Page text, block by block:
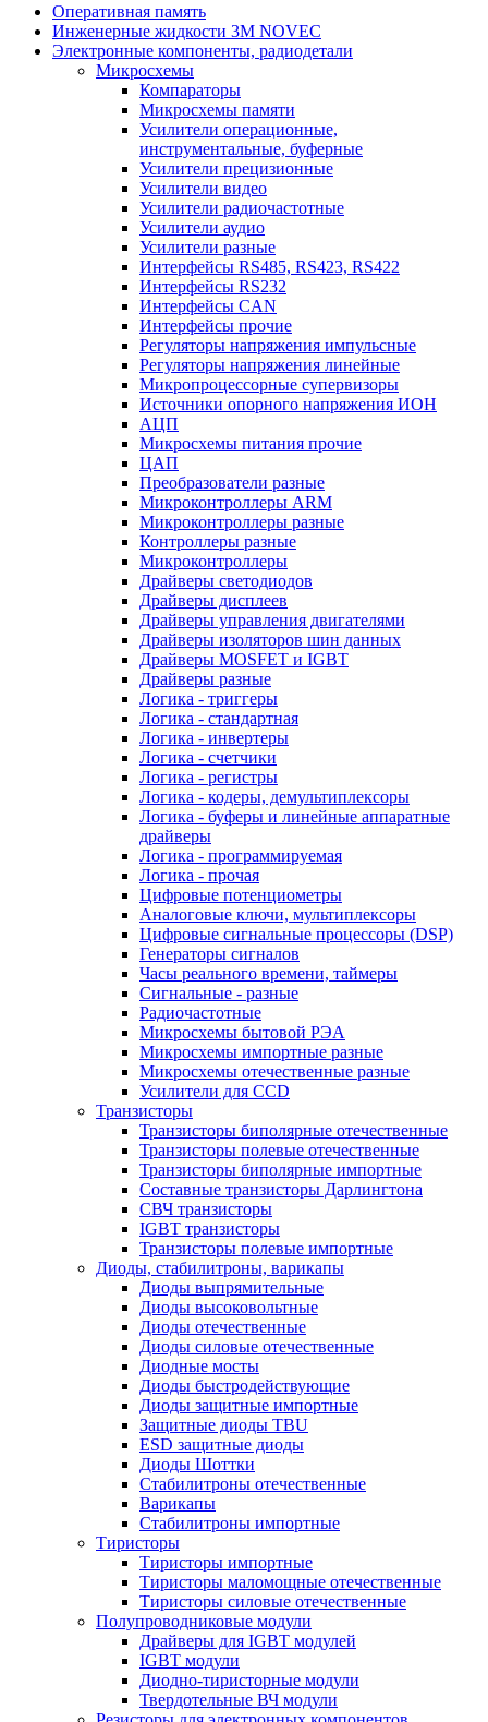
Оперативная память
Инженерные жидкости 3M NOVEC
Электронные компоненты, радиодетали
Микросхемы
Компараторы
Микросхемы памяти
Усилители операционные,
инструментальные, буферные
Усилители прецизионные
Усилители видео
Усилители радиочастотные
Усилители аудио
Усилители разные
Интерфейсы RS485, RS423, RS422
Интерфейсы RS232
Интерфейсы CAN
Интерфейсы прочие
Регуляторы напряжения импульсные
Регуляторы напряжения линейные
Микропроцессорные супервизоры
Источники опорного напряжения ИОН
АЦП
Микросхемы питания прочие
ЦАП
Преобразователи разные
Микроконтроллеры ARM
Микроконтроллеры разные
Контроллеры разные
Микроконтроллеры
Драйверы светодиодов
Драйверы дисплеев
Драйверы управления двигателями
Драйверы изоляторов шин данных
Драйверы MOSFET и IGBT
Драйверы разные
Логика - триггеры
Логика - стандартная
Логика - инвертеры
Логика - счетчики
Логика - регистры
Логика - кодеры, демультиплексоры
Логика - буферы и линейные аппаратные
драйверы
Логика - программируемая
Логика - прочая
Цифровые потенциометры
Аналоговые ключи, мультиплексоры
Цифровые сигнальные процессоры (DSP)
Генераторы сигналов
Часы реального времени, таймеры
Сигнальные - разные
Радиочастотные
Микросхемы бытовой РЭА
Микросхемы импортные разные
Микросхемы отечественные разные
Усилители для CCD
Транзисторы
Транзисторы биполярные отечественные
Транзисторы полевые отечественные
Транзисторы биполярные импортные
Составные транзисторы Дарлингтона
СВЧ транзисторы
IGBT транзисторы
Транзисторы полевые импортные
Диоды, стабилитроны, варикапы
Диоды выпрямительные
Диоды высоковольтные
Диоды отечественные
Диоды силовые отечественные
Диодные мосты
Диоды быстродействующие
Диоды защитные импортные
Защитные диоды TBU
ESD защитные диоды
Диоды Шоттки
Стабилитроны отечественные
Варикапы
Стабилитроны импортные
Тиристоры
Тиристоры импортные
Тиристоры маломощные отечественные
Тиристоры силовые отечественные
Полупроводниковые модули
Драйверы для IGBT модулей
IGBT модули
Диодно-тиристорные модули
Твердотельные ВЧ модули